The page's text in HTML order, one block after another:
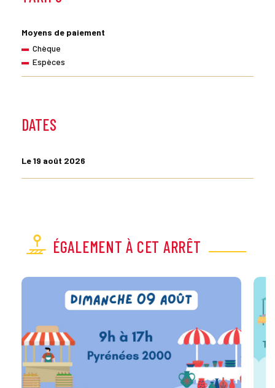
Moyens de paiement
Chèque
Espèces
DATES
Le 19 août 2026
ÉGALEMENT À CET ARRÊT